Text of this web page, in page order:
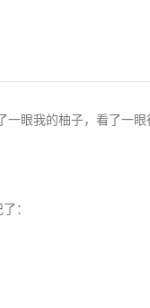
眼我的柚子，看了一
：